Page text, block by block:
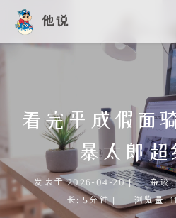
他说
看完平成假面
暴太郎
发表于 2026-04-20 | 杂谈
长: 5分钟 | 浏览量: